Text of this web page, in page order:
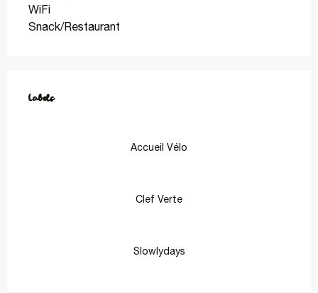
WiFi
Snack/Restaurant
Labels
Labels
Accueil Vélo
Clef Verte
Slowlydays